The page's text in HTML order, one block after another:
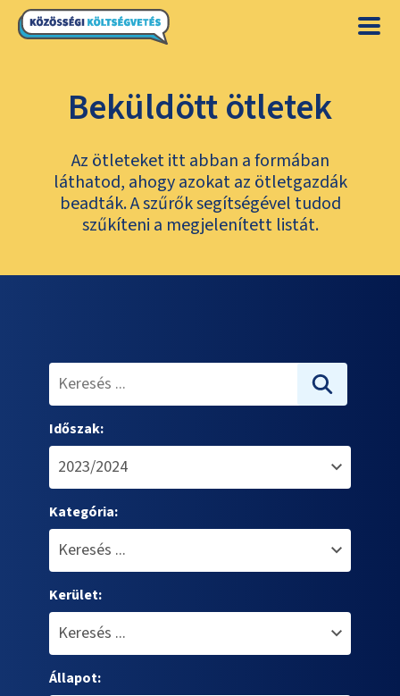
Beküldött ötletek
Az ötleteket itt abban a formában
láthatod, ahogy azokat az ötletgazdák
beadták. A szűrők segítségével tudod
szűkíteni a megjelenített listát.
Időszak:
Kategória:
Kerület:
Állapot: